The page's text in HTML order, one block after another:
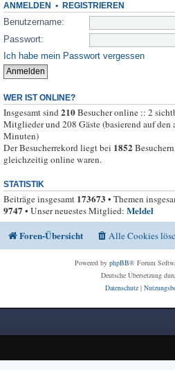
ANMELDEN • REGISTRIEREN
Benutzername:
Passwort:
Ich habe mein Passwort vergessen
WER IST ONLINE?
Insgesamt sind210Besucher online :: 2
Mitglieder und 208 Gäste (basierend auf den
Minuten)
Der Besucherrekord liegt bei 1852
gleichzeitig online waren.
STATISTIK
Beiträge insgesamt 173673 • Themen
9747• Unser neuestes Mitglied: Meldel
Foren-Übersicht
Alle Cookies
Powered by phpBB® Forum
Deutsche Übersetzung
Datenschutz|